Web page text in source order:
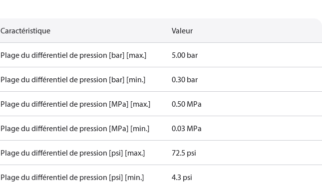
Caractéristique Valeur
Plage du différentiel de pression [bar] [max.] 5.00 bar
Plage du différentiel de pression [bar] [min.] 0.30 bar
Plage du différentiel de pression [MPa] [max.] 0.50 MPa
Plage du différentiel de pression [MPa] [min.] 0.03 MPa
Plage du différentiel de pression [psi] [max.] 72.5 psi
Plage du différentiel de pression [psi] [min.] 4.3 psi